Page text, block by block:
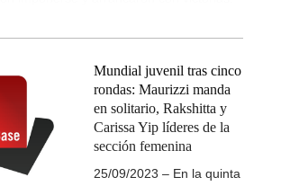
Mundial juvenil tras cinco
rondas: Maurizzi manda
en solitario, Rakshitta y
Carissa Yip líderes de la
sección femenina
25/09/2023 – En la quinta